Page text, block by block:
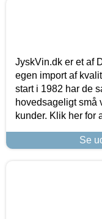
JyskVin.dk er et af
egen import af
start i 1982 har de
hovedsageligt små
kunder. Klik her for
Se